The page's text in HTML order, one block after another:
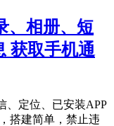
、相册、短
获取手机通
、定位、已安装APP
搭建简单，禁止违